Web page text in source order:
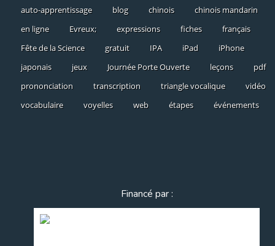
auto-apprentissage
blog chinois
chinois mandarin
en ligne
Evreux; expressions fiches
français
Fête de la Science
gratuit IPA iPad
iPhone
japonais
jeux Journée Porte Ouverte leçons
pdf
prononciation
transcription triangle vocalique
vidéo
vocabulaire
voyelles web étapes événements
Financé par :